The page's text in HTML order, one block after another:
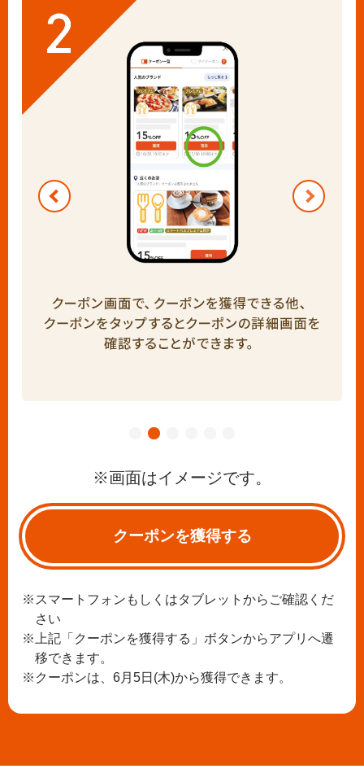
※画面はイメージです。
クーポンを獲得する
※スマートフォンもしくはタブレットからご確認くだ
さい
※上記「クーポンを獲得する」ボタンからアプリへ遷
移できます。
※クーポンは、6月5日(木)から獲得できます。